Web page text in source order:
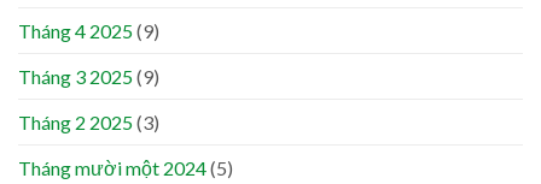
Tháng 4 2025(9)
Tháng 3 2025(9)
Tháng 2 2025(3)
Tháng mười một 2024(5)